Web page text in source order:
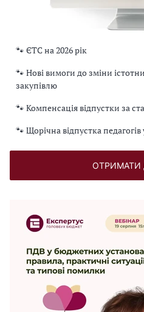
🐾 ЄТС на 2026 рік
🐾 Нові вимоги до зміни
закупівлю
🐾 Компенсація відпустки за
🐾 Щорічна відпустка
ОТРИМАТИ